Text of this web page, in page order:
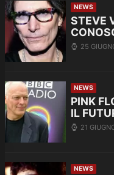
NEWS
STEVE
25
NEWS
PINK
IL
21
NEWS